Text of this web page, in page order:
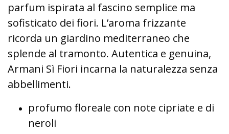
parfum ispirata al fascino semplice ma
sofisticato dei fiori. L’aroma frizzante
ricorda un giardino mediterraneo che
splende al tramonto. Autentica e genuina,
Armani Sì Fiori incarna la naturalezza senza
abbellimenti.
profumo floreale con note cipriate e di
neroli